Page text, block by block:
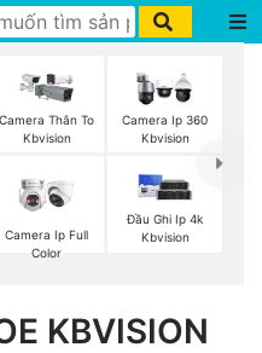
Camera Thân To
Kbvision
Camera Ip 360
Kbvision
Camera Ip Full
Color
Đầu Ghi Ip 4k
Kbvision
KBVISION